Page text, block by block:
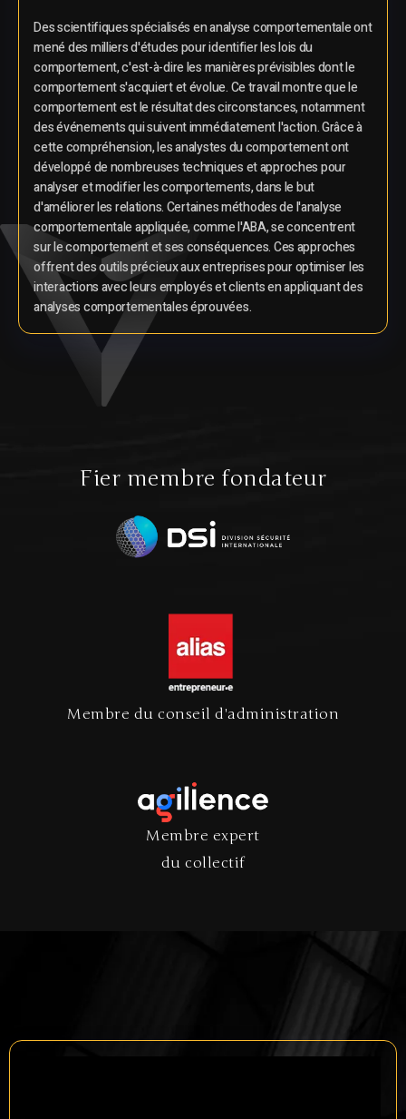
Des scientifiques spécialisés en analyse comportementale ont
mené des milliers d'études pour identifier les lois du
comportement, c'est-à-dire les manières prévisibles dont le
comportement s'acquiert et évolue. Ce travail montre que le
comportement est le résultat des circonstances, notamment
des événements qui suivent immédiatement l'action. Grâce à
cette compréhension, les analystes du comportement ont
développé de nombreuses techniques et approches pour
analyser et modifier les comportements, dans le but
d'améliorer les relations. Certaines méthodes de l'analyse
comportementale appliquée, comme l'ABA, se concentrent
sur le comportement et ses conséquences. Ces approches
offrent des outils précieux aux entreprises pour optimiser les
interactions avec leurs employés et clients en appliquant des
analyses comportementales éprouvées.
Fier membre fondateur
Membre du conseil d'administration
Membre expert
du collectif